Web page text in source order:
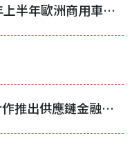
儘管面臨地緣政治逆風 2026年上半年歐洲商用車註冊量仍成長3.7%
南韓浦項鋼鐵與KB國民銀行合作推出供應鏈金融服務